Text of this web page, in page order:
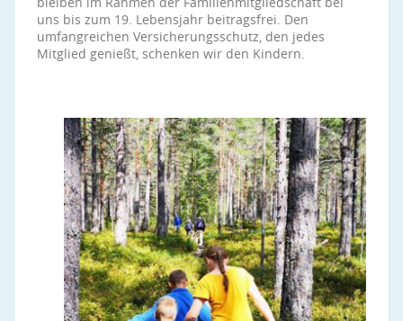
uns bis zum 19. Lebensjahr beitragsfrei. Den
umfangreichen Versicherungsschutz, den jedes
Mitglied genießt, schenken wir den Kindern.